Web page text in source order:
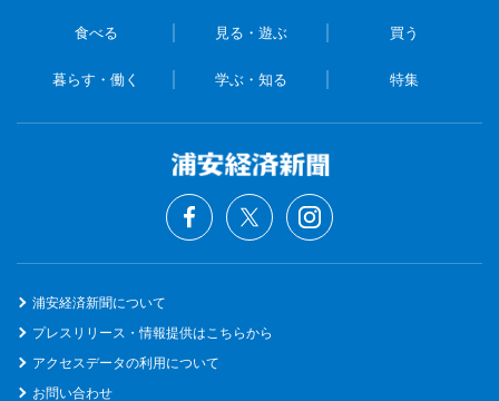
食べる 見る・遊ぶ 買う
暮らす・働く 学ぶ・知る 特集
浦安経済新聞について
プレスリリース・情報提供はこちらから
アクセスデータの利用について
お問い合わせ